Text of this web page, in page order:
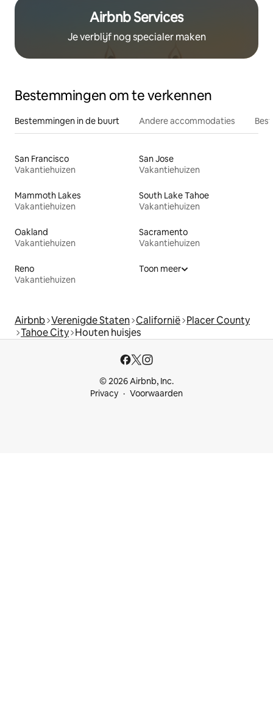
Airbnb Services
Je verblijf nog specialer maken
Bestemmingen om te verkennen
Bestemmingen in de buurt Andere accommodaties
San Francisco
Vakantiehuizen
San Jose
Vakantiehuizen
Mammoth Lakes
Vakantiehuizen
South Lake Tahoe
Vakantiehuizen
Oakland
Vakantiehuizen
Sacramento
Vakantiehuizen
Reno
Vakantiehuizen
Toon meer
Airbnb Verenigde Staten Californië Placer County
Tahoe City Houten huisjes
© 2026 Airbnb, Inc.
Privacy
Voorwaarden